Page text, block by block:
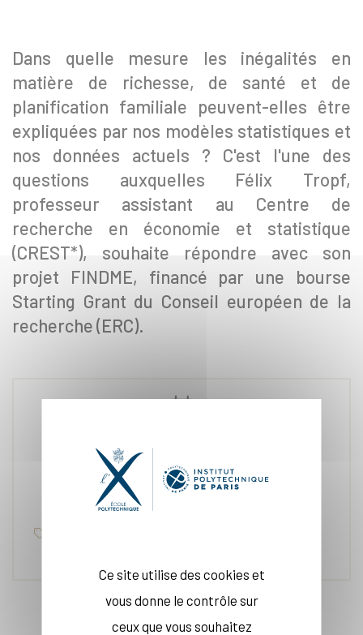
Dans quelle mesure les inégalités en
matière de richesse, de santé et de
planification familiale peuvent-elles être
expliquées par nos modèles statistiques et
nos données actuels ? C'est l'une des
questions auxquelles Félix Tropf,
professeur assistant au Centre de
recherche en économie et statistique
(CREST*), souhaite répondre avec son
projet FINDME, financé par une bourse
Starting Grant du Conseil européen de la
recherche (ERC).
22 nov. 2022
Ce site utilise des cookies et
vous donne le contrôle sur
ceux que vous souhaitez